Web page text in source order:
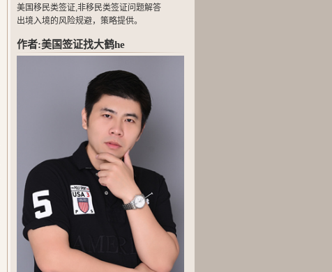
美国移民类签证,非移民类签证问题解答
出境入境的风险规避，策略提供。
作者:美国签证找大鹤he